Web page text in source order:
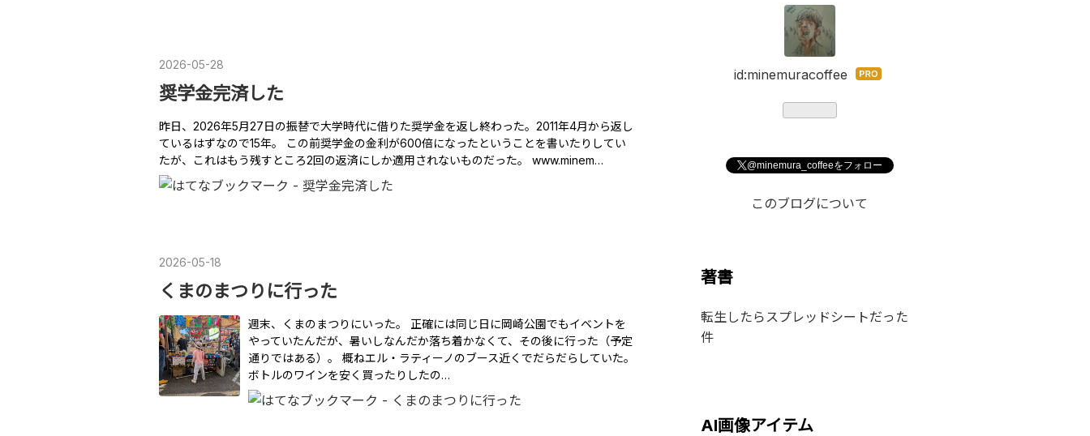
2026-05-28
奨学金完済した
昨日、2026年5月27日の振替で大学時代に借りた奨学金を返し終わった。2011年4月から返し
ているはずなので15年。 この前奨学金の金利が600倍になったということを書いたりしてい
たが、これはもう残すところ2回の返済にしか適用されないものだった。 www.minem…
2026-05-18
くまのまつりに行った
週末、くまのまつりにいった。 正確には同じ日に岡崎公園でもイベントを
やっていたんだが、暑いしなんだか落ち着かなくて、その後に行った（予定
通りではある）。 概ねエル・ラティーノのブース近くでだらだらしていた。
ボトルのワインを安く買ったりしたの…
id:minemuracoffee はて
@minemura_coffeeをフォロー
このブログについて
著書
転生したらスプレッドシートだった
件
AI画像アイテム